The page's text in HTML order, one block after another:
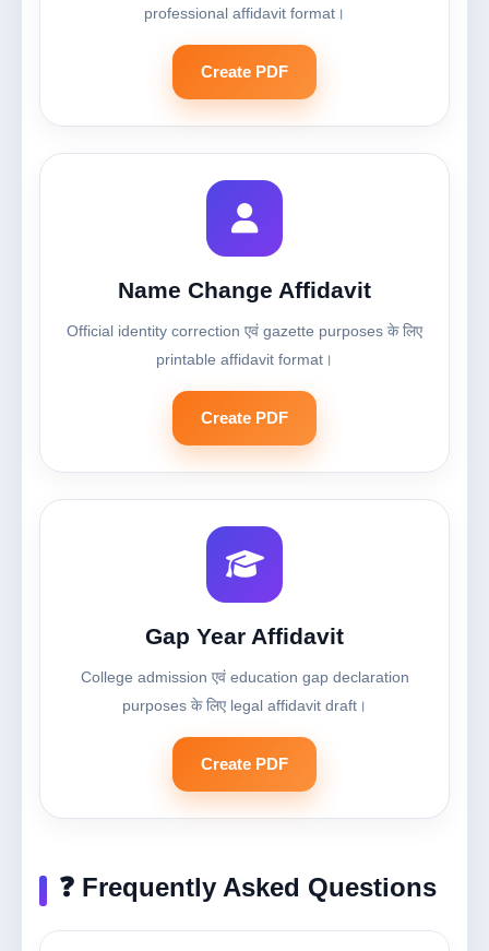
professional affidavit format।
Create PDF
Name Change Affidavit
Official identity correction एवं gazette purposes के लिए
printable affidavit format।
Create PDF
Gap Year Affidavit
College admission एवं education gap declaration
purposes के लिए legal affidavit draft।
Create PDF
❓ Frequently Asked Questions